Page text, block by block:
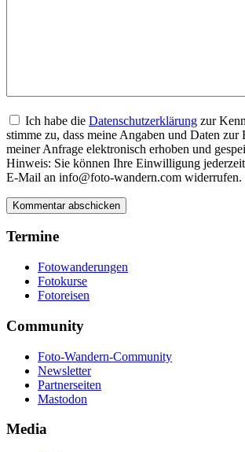
Ich habe die Datenschutzerklärung zur
stimme zu, dass meine Angaben und Daten zur
meiner Anfrage elektronisch erhoben und
Hinweis: Sie können Ihre Einwilligung
E-Mail an info@foto-wandern.com widerrufen.
Termine
Fotowanderungen
Fotokurse
Fotoreisen
Community
Foto-Wandern-Community
Newsletter
Partnerseiten
Mastodon
Media